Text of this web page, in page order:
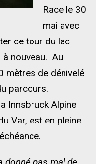
Race le 30
mai avec
ce tour du lac
à nouveau. Au
mètres de dénivelé
parcours.
Innsbruck Alpine
Var, est en pleine